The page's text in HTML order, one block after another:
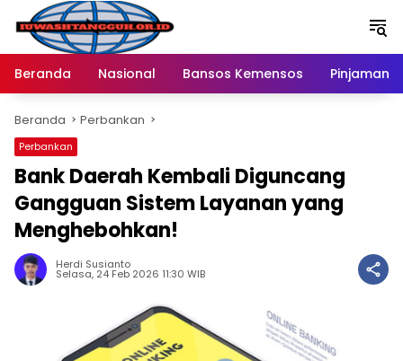
Langsung
konten
Beranda
Nasional Bansos Kemensos Pinjaman
Beranda Perbankan
Perbankan
Bank Daerah Kembali Diguncang
Gangguan Sistem Layanan yang
Menghebohkan!
Herdi Susianto
Selasa, 24 Feb 2026 11:30 WIB